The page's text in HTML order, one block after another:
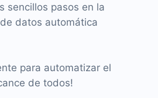
sencillos pasos en la
datos automática
para automatizar el
de todos!